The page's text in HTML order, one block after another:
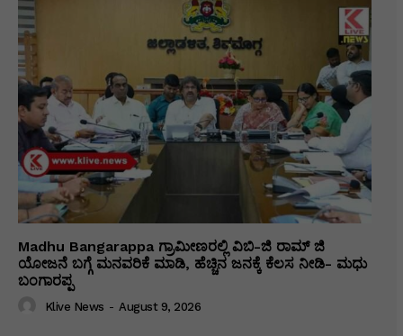
Madhu Bangarappa ಗ್ರಾಮೀಣರಲ್ಲಿ ವಿಬಿ-ಜಿ ರಾಮ್ ಜಿ
ಯೋಜನೆ ಬಗ್ಗೆ ಮನವರಿಕೆ ಮಾಡಿ, ಹೆಚ್ಚಿನ ಜನಕ್ಕೆ ಕೆಲಸ ನೀಡಿ- ಮಧು
ಬಂಗಾರಪ್ಪ
Klive News - August 9, 2026